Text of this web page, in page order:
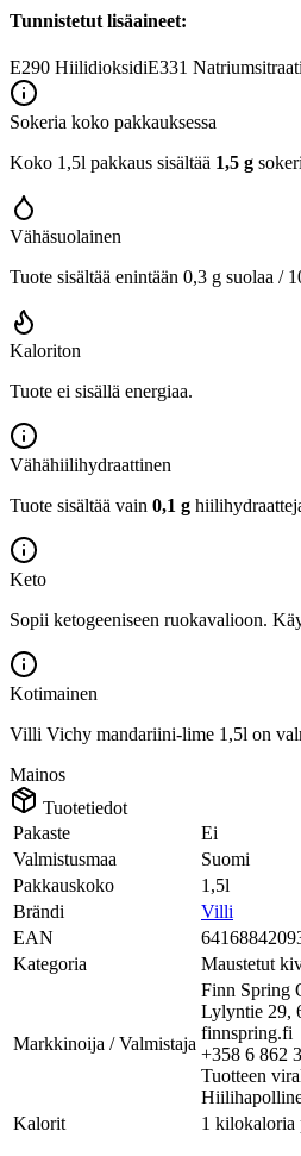
Tunnistetut lisäaineet:
E290 HiilidioksidiE331
Sokeria koko pakkauksessa
Koko 1,5l pakkaus sisältää 1,5 g
Vähäsuolainen
Tuote sisältää enintään 0,3 g suolaa /
Kaloriton
Tuote ei sisällä energiaa.
Vähähiilihydraattinen
Tuote sisältää vain 0,1 g
Keto
Sopii ketogeeniseen ruokavalioon.
Kotimainen
Villi Vichy mandariini-lime 1,5l on
Mainos
Tuotetiedot
Pakaste
Ei
Valmistusmaa
Suomi
Pakkauskoko
1,5l
Brändi
Villi
EAN
Kategoria
Maustetut
Markkinoija / Valmistaja
Finn Spring
Lylyntie 29,
finnspring.fi
+358 6 862
Tuotteen
Kalorit
1 kilokaloria